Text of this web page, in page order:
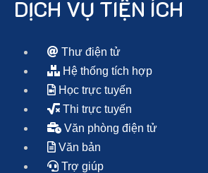
DỊCH VỤ TIỆN ÍCH
Thư điện tử
Hệ thống tích hợp
Học trực tuyến
Thi trực tuyến
Văn phòng điện tử
Văn bản
Trợ giúp